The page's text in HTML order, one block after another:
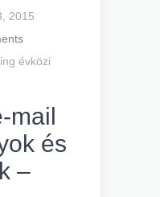
2015
évközi
mail
és
–